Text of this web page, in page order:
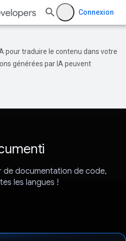
Connexion
pour traduire le contenu dans votre
générées par IA peuvent
de documentation de code,
les langues !